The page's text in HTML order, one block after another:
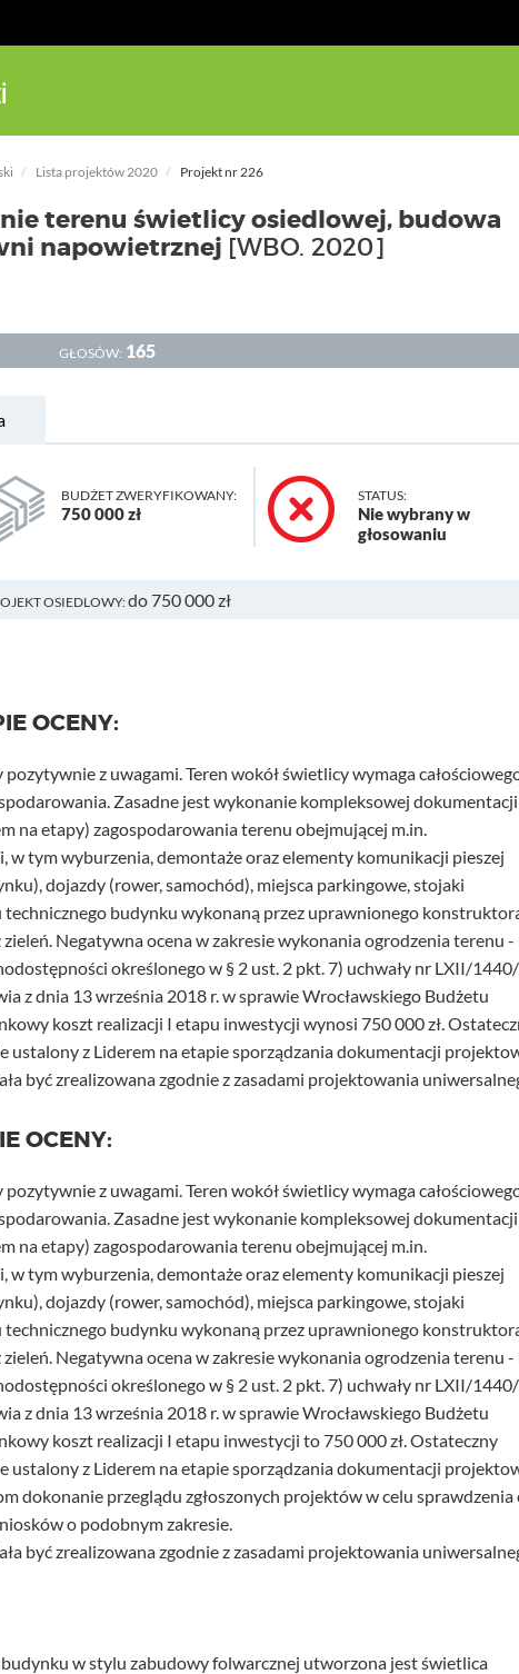
Lista projektów 2020 Projekt nr 226
terenu świetlicy osiedlowej, budowa
napowietrznej [WBO. 2020]
GŁOSÓW: 165
BUDŻET ZWERYFIKOWANY:
750 000 zł
STATUS:
Nie wybrany w
głosowaniu
OSIEDLOWY:do 750 000 zł
OCENY:
z uwagami. Teren wokół świetlicy wymaga
Zasadne jest wykonanie kompleksowej dokumentacji
na etapy) zagospodarowania terenu obejmującej m.in.
w tym wyburzenia, demontaże oraz elementy komunikacji pieszej
dojazdy (rower, samochód), miejsca parkingowe, stojaki
budynku wykonaną przez uprawnionego
Negatywna ocena w zakresie wykonania ogrodzenia terenu -
określonego w § 2 ust. 2 pkt. 7) uchwały nr LXII/
z dnia 13 września 2018 r. w sprawie Wrocławskiego Budżetu
koszt realizacji I etapu inwestycji wynosi 750 000 zł.
ustalony z Liderem na etapie sporządzania dokumentacji
być zrealizowana zgodnie z zasadami projektowania
OCENY:
z uwagami. Teren wokół świetlicy wymaga
Zasadne jest wykonanie kompleksowej dokumentacji
na etapy) zagospodarowania terenu obejmującej m.in.
w tym wyburzenia, demontaże oraz elementy komunikacji pieszej
dojazdy (rower, samochód), miejsca parkingowe, stojaki
budynku wykonaną przez uprawnionego
Negatywna ocena w zakresie wykonania ogrodzenia terenu -
określonego w § 2 ust. 2 pkt. 7) uchwały nr LXII/
z dnia 13 września 2018 r. w sprawie Wrocławskiego Budżetu
koszt realizacji I etapu inwestycji to 750 000 zł. Ostateczny
ustalony z Liderem na etapie sporządzania dokumentacji
dokonanie przeglądu zgłoszonych projektów w celu sprawdzenia
o podobnym zakresie.
być zrealizowana zgodnie z zasadami projektowania
w stylu zabudowy folwarcznej utworzona jest świetlica